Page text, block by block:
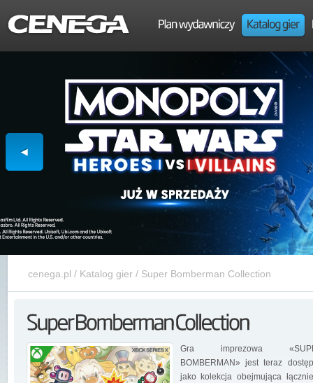
cenega.pl / Katalog gier/ Super Bomberman Collection
Gra imprezowa
BOMBERMAN» jest teraz
jako kolekcja obejmująca